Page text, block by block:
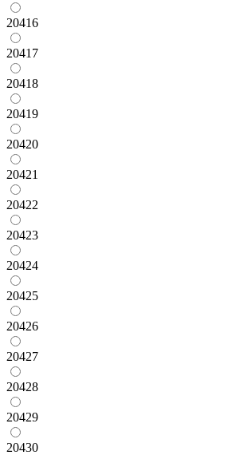
20416
20417
20418
20419
20420
20421
20422
20423
20424
20425
20426
20427
20428
20429
20430